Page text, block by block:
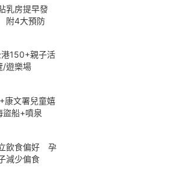
乳房提早發
4大預防
150+親子活
/遊樂場
康文署兒童嬉
船+噴泉
飲食偏好 孕
減少偏食